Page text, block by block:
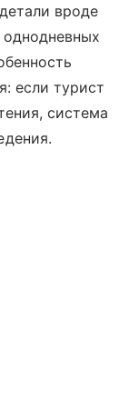
вроде
если турист
система